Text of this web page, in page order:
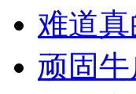
难道
顽固